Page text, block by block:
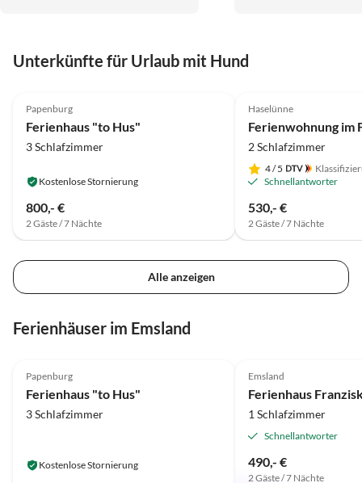
noch grün aber später wenn sie reif
Und für Hundepfoten gefährlich
jegliche Stiche. Ansonsten waren
wir sehr zufrieden mit dem
wieder Frau Meyer. Uwe & Ramona
Römer aus Kassel
Unterkünfte für Urlaub mit Hund
Papenburg
Ferienhaus "to Hus"
3 Schlafzimmer
Kostenlose Stornierung
800,- €
2 Gäste / 7 Nächte
Haselünne
2 Schlafzimmer
4/ 5
Schnellantworter
530,- €
2 Gäste / 7 Nächte
Alle anzeigen
Ferienhäuser im Emsland
Papenburg
Ferienhaus "to Hus"
3 Schlafzimmer
Kostenlose Stornierung
Emsland
Ferienhaus
1 Schlafzimmer
Schnellantworter
490,- €
2 Gäste / 7 Nächte